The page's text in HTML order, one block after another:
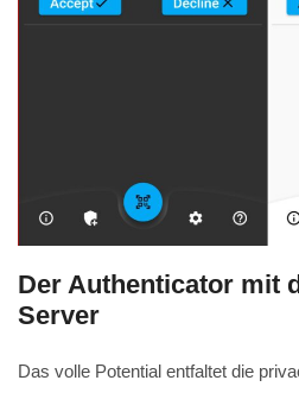
Der Authenticator mit
Server
Das volle Potential entfaltet die